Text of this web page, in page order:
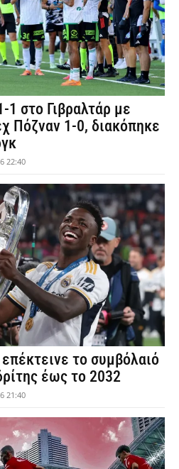
1 στο Γιβραλτάρ με
Πόζναν 1-0, διακόπηκε
22:40
επέκτεινε το συμβόλαιό
έως το 2032
21:40